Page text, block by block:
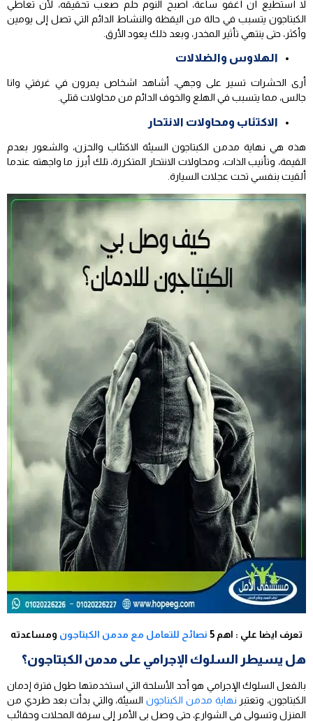
لا أستطيع أن أغفو ساعة، اصبح النوم حلم صعب تحقيقه، لأن تعاطي
الكبتاجون يتسبب في حالة من اليقظة والنشاط الدائم التي تصل إلى يومين
وأكثر، حتى ينتهي تأثير المخدر، وبعد ذلك يعود الأرق.
الهلاوس والضلالات
أرى الحشرات تسير على وجهي، أشاهد اشخاص يمرون في غرفتي وانا
جالس، مما يتسبب في الهلع والخوف الدائم من محاولات قتلي.
الاكتئاب ومحاولات الانتحار
هذه هي نهاية مدمن الكبتاجون السيئة الاكتئاب والحزن، والشعور بعدم
القيمة، وتأنيب الذات، ومحاولات الانتحار المتكررة، تلك أبرز ما واجهته عندما
ألقيت بنفسي تحت عجلات السيارة.
تعرف ايضا علي : اهم 5 نصائح للتعامل مع مدمن الكبتاجون ومساعدته
هل يسيطر السلوك الإجرامي على مدمن الكبتاجون؟
بالفعل السلوك الإجرامي هو أحد الأسلحة التي استخدمتها طول فترة إدمان
الكبتاجون، وتعتبر نهاية مدمن الكبتاجونالسيئة، والتي بدأت بعد طردي من
المنزل وتسولي في الشوارع، حتى وصل بي الأمر إلى سرقة المحلات وحقائب